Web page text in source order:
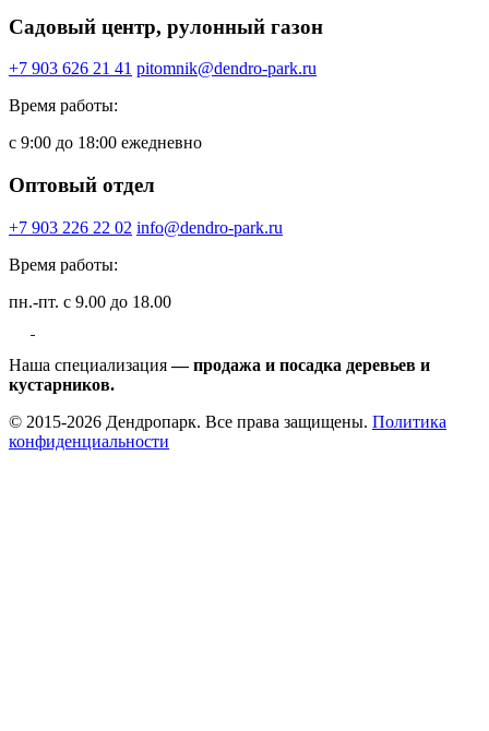
Садовый центр, рулонный газон
+7 903 626 21 41 pitomnik@dendro-park.ru
Время работы:
с 9:00 до 18:00 ежедневно
Оптовый отдел
+7 903 226 22 02 info@dendro-park.ru
Время работы:
пн.-пт. с 9.00 до 18.00
Наша специализация— продажа и посадка деревьев и
кустарников.
© 2015-2026 Дендропарк. Все права защищены. Политика
конфиденциальности